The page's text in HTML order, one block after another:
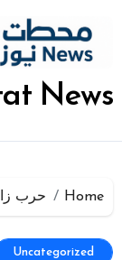
المحتوى
News
Home حرب
Uncategorized